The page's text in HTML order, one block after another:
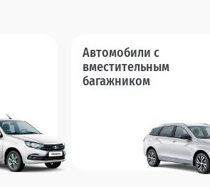
Автомобили с
вместительным
багажником